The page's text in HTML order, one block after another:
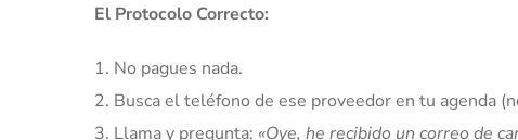
El Protocolo Correcto:
No pagues nada.
Busca el teléfono de ese proveedor en tu agenda
Llama y pregunta: «Oye, he recibido un correo de